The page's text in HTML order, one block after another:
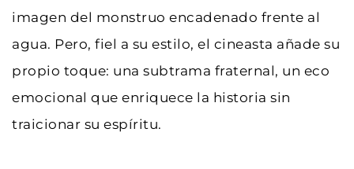
imagen del monstruo encadenado frente al
agua. Pero, fiel a su estilo, el cineasta añade su
propio toque: una subtrama fraternal, un eco
emocional que enriquece la historia sin
traicionar su espíritu.